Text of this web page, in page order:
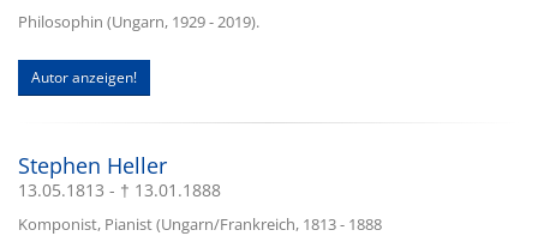
Philosophin (Ungarn, 1929 - 2019).
Autor anzeigen!
Stephen Heller
13.05.1813 - † 13.01.1888
Komponist, Pianist (Ungarn/Frankreich, 1813 - 1888